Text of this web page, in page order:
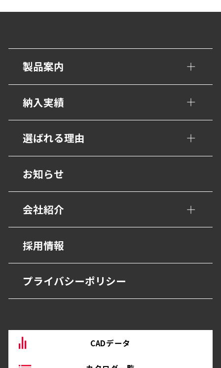
製品案内
手すり・壁面ガード
トイレ/介護補助手すり
衝撃吸収材・保護材
階段ノンスリップ
歩行用誘導鋲・点字鋲
避難・誘導
グレーチング・側溝
抗菌・抗ウイルス技術
BEP・ステンレス仕上げ
納入実績
公共・文化施設
学校・教育施設
幼保・子育て施設
医療施設
福祉・高齢者施設
宿泊・観光施設
商業・オフィス施設
物流・産業施設
選ばれる理由
設計事務所の皆様へ
お知らせ
会社紹介
会社概要
営業所
沿革
採用情報
プライバシーポリシー
CADデータ